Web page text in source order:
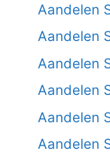
Aandelen
Aandelen
Aandelen
Aandelen
Aandelen
Aandelen